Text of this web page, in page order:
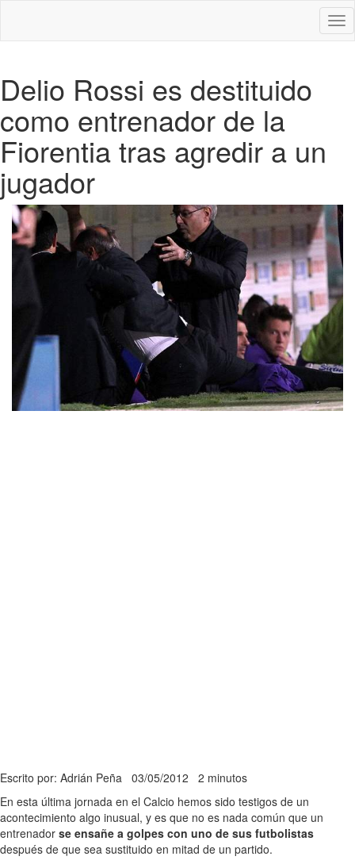
Delio Rossi es destituido
como entrenador de la
Fiorentia tras agredir a un
jugador
Escrito por: Adrián Peña 03/05/2012 2 minutos
En esta última jornada en el Calcio hemos sido testigos de un
acontecimiento algo inusual, y es que no es nada común que un
entrenador se ensañe a golpes con uno de sus futbolistas
después de que sea sustituido en mitad de un partido.